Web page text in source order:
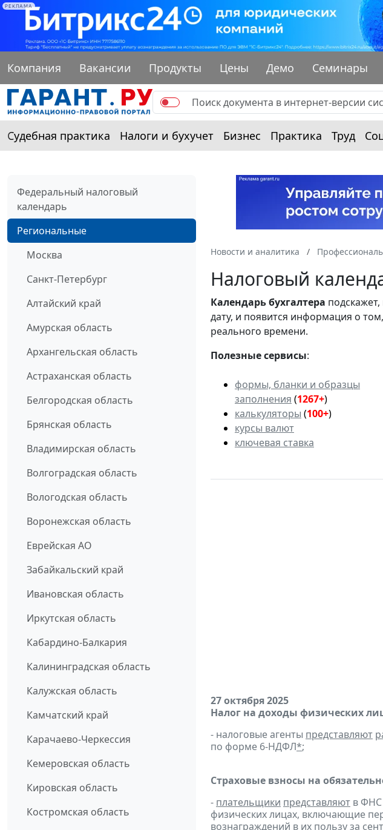
РЕКЛАМА
Компания Вакансии Продукты Цены Демо Семинары
Судебная практика Налоги и бухучет Бизнес Практика Труд
Федеральный налоговый
календарь
Региональные
Москва
Санкт-Петербург
Алтайский край
Амурская область
Архангельская область
Астраханская область
Белгородская область
Брянская область
Владимирская область
Волгоградская область
Вологодская область
Воронежская область
Еврейская АО
Забайкальский край
Ивановская область
Иркутская область
Кабардино-Балкария
Калининградская область
Калужская область
Камчатский край
Карачаево-Черкессия
Кемеровская область
Кировская область
Костромская область
Новости и аналитика
Налоговый
Календарьбухгалтера
дату, и появится информация о
реального времени.
Полезные сервисы:
формы, бланки и образцы
заполнения (1267+)
калькуляторы (100+)
курсы валют
ключевая ставка
27 октября 2025
Налог на доходы физических
- налоговые агенты представляют
по форме 6-НДФЛ*;
Страховые взносы на
- плательщики представляют в ФНС
физических лицах, включающие
вознаграждений в их пользу за